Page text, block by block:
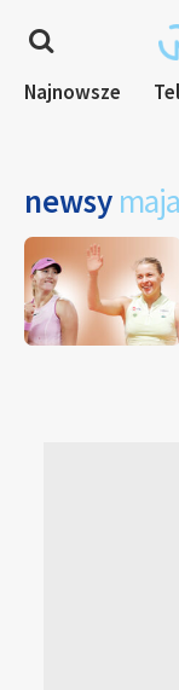
Najnowsze
newsy